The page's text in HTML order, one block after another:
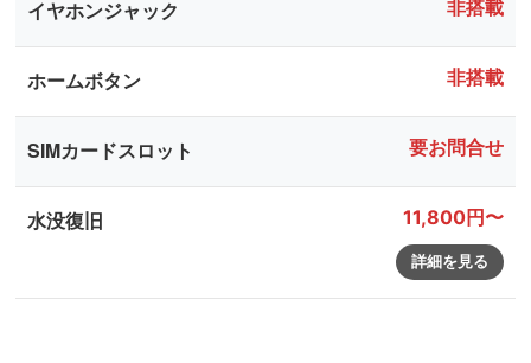
イヤホンジャック 非搭載
ホームボタン 非搭載
SIMカードスロット 要お問合せ
水没復旧 11,800円〜
詳細を見る